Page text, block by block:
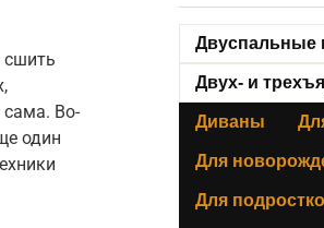
сшить
сама. Во-
один
Двуспальные
Двух- и
Диваны
Для
Для